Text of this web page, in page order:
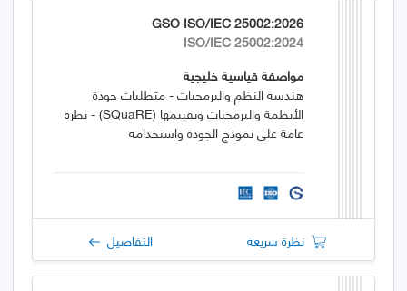
GSO ISO/IEC 25002:2026
ISO/IEC 25002:2024
مواصفة قياسية خليجية
هندسة النظم والبرمجيات - متطلبات جودة
الأنظمة والبرمجيات وتقييمها (SQuaRE) - نظرة
عامة على نموذج الجودة واستخدامه
نظرة سريعة التفاصيل